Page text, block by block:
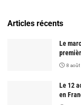
Articles récents
Le
8 août
Le 12
en